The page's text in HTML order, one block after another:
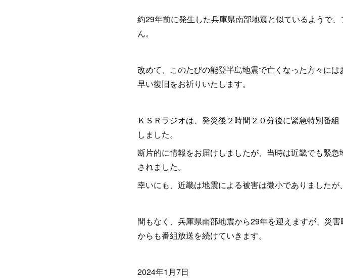
約29年前に発生した兵庫県南部地震と似ているようで
ん。
改めて、このたびの能登半島地震で亡くなった方々に
早い復旧をお祈りいたします。
ＫＳＲラジオは、発災後２時間２０分後に緊急特別番
しました。
断片的に情報をお届けしましたが、当時は近畿でも緊
されました。
幸いにも、近畿は地震による被害は微小でありましたが
間もなく、兵庫県南部地震から29年を迎えますが、災
からも番組放送を続けていきます。
2024年1月7日